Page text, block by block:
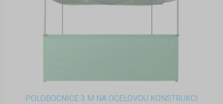
POLOBOCNICE 3 M NA OCELOVOU KONSTRUKCI